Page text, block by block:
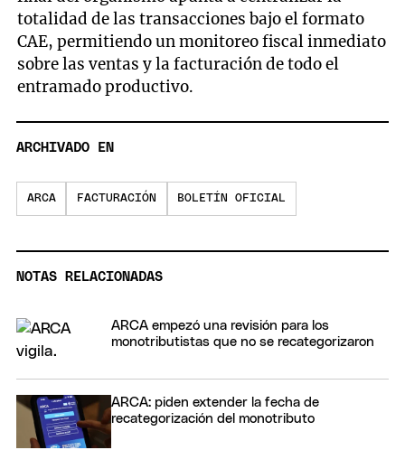
totalidad de las transacciones bajo el formato
CAE, permitiendo un monitoreo fiscal inmediato
sobre las ventas y la facturación de todo el
entramado productivo.
ARCHIVADO EN
ARCA FACTURACIÓN BOLETÍN OFICIAL
NOTAS RELACIONADAS
ARCA empezó una revisión para los
monotributistas que no se recategorizaron
ARCA: piden extender la fecha de
recategorización del monotributo